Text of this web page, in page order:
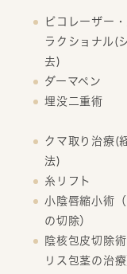
ピコレーザー・
ラクショナル(
去)
ダーマペン
埋没二重術
クマ取り治療(
法)
糸リフト
小陰唇縮小術
の切除）
陰核包皮切除
リス包茎の治療